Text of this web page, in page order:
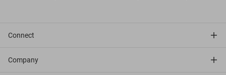
Connect
Company